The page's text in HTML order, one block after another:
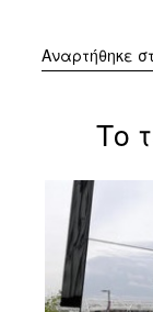
Αναρτήθηκε
Το